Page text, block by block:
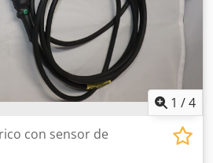
1 /4
con sensor de